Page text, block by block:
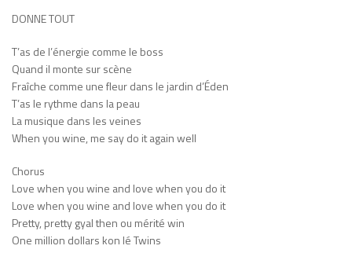
DONNE TOUT
T’as de l’énergie comme le boss
Quand il monte sur scène
Fraîche comme une fleur dans le jardin d’Éden
T’as le rythme dans la peau
La musique dans les veines
When you wine, me say do it again well
Chorus
Love when you wine and love when you do it
Love when you wine and love when you do it
Pretty, pretty gyal then ou mérité win
One million dollars kon lé Twins